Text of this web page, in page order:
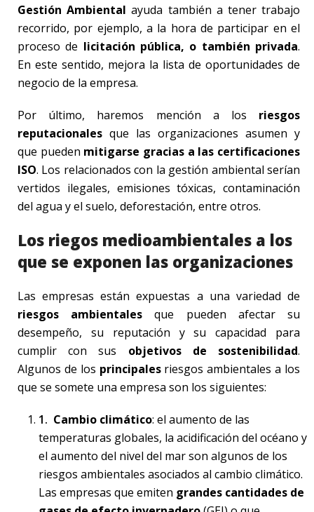
Gestión Ambientalayuda también a tener trabajo
recorrido, por ejemplo, a la hora de participar en el
proceso de licitación pública, o también privada.
En este sentido, mejora la lista de oportunidades de
negocio de la empresa.
Por último, haremos mención a los riesgos
reputacionales que las organizaciones asumen y
que pueden mitigarse gracias a las certificaciones
ISO. Los relacionados con la gestión ambiental serían
vertidos ilegales, emisiones tóxicas, contaminación
del agua y el suelo, deforestación, entre otros.
Los riegos medioambientales a los
que se exponen las organizaciones
Las empresas están expuestas a una variedad de
riesgos ambientales que pueden afectar su
desempeño, su reputación y su capacidad para
cumplir con sus objetivos de sostenibilidad.
Algunos de los principalesriesgos ambientales a los
que se somete una empresa son los siguientes:
Cambio climático: el aumento de las
temperaturas globales, la acidificación del océano y
el aumento del nivel del mar son algunos de los
riesgos ambientales asociados al cambio climático.
Las empresas que emiten grandes cantidades de